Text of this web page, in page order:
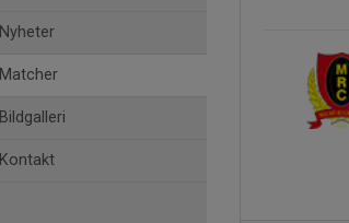
Nyheter
Matcher
Bildgalleri
Kontakt